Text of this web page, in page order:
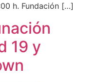
h. Fundación […]
19 y